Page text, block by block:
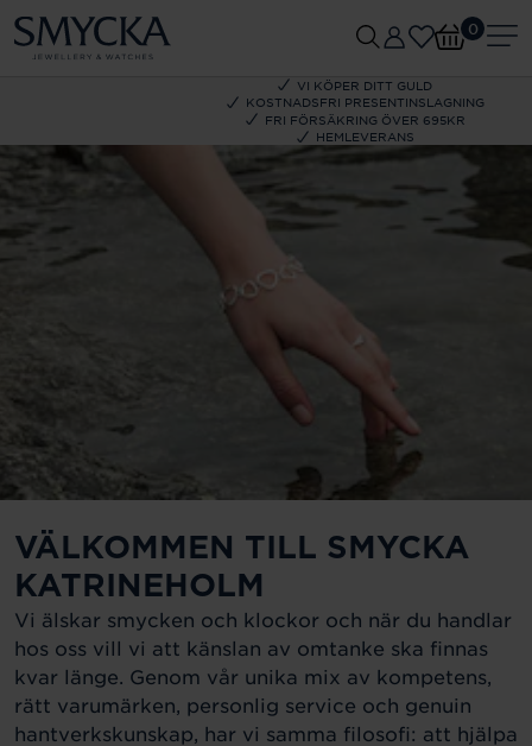
VI KÖPER DITT GULD
KOSTNADSFRI PRESENTINSLAGNING
FRI FÖRSÄKRING ÖVER 695KR
HEMLEVERANS
0
VÄLKOMMEN TILL SMYCKA
KATRINEHOLM
Vi älskar smycken och klockor och när du handlar
hos oss vill vi att känslan av omtanke ska finnas
kvar länge. Genom vår unika mix av kompetens,
rätt varumärken, personlig service och genuin
hantverkskunskap, har vi samma filosofi: att hjälpa